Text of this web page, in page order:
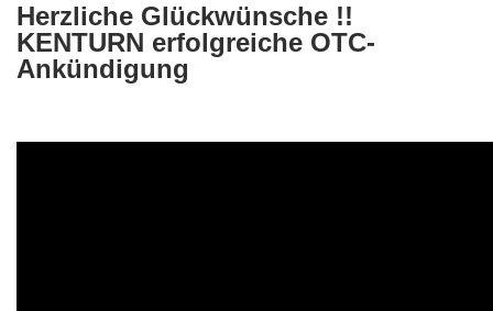
Herzliche Glückwünsche !!
KENTURN erfolgreiche OTC-
Ankündigung